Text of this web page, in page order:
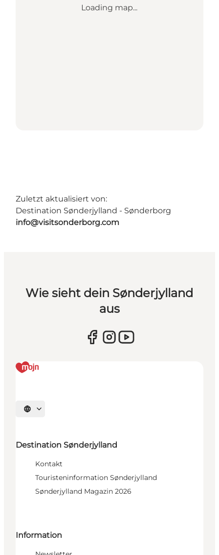
Loading map...
Zuletzt aktualisiert von:
Destination Sønderjylland - Sønderborg
info@visitsonderborg.com
Wie sieht dein Sønderjylland
aus
Sprache auswählen
Destination Sønderjylland
Kontakt
Touristeninformation Sønderjylland
Sønderjylland Magazin 2026
Information